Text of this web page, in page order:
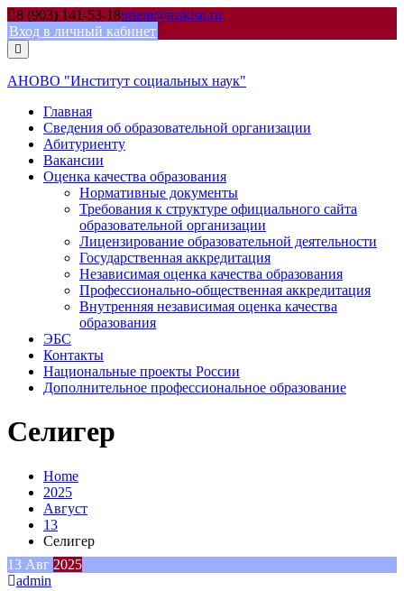
Skip
to
content
8 (903) 141-53-18priem@mskisn.ru
Вход в личный кабинет
АНОВО "Институт социальных наук"
Главная
Сведения об образовательной организации
Абитуриенту
Вакансии
Оценка качества образования
Нормативные документы
Требования к структуре официального сайта
образовательной организации
Лицензирование образовательной деятельности
Государственная аккредитация
Независимая оценка качества образования
Профессионально-общественная аккредитация
Внутренняя независимая оценка качества
образования
ЭБС
Контакты
Национальные проекты России
Дополнительное профессиональное образование
Селигер
Home
2025
Август
13
Селигер
13 Авг 2025
admin